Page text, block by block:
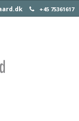
+45 75361617